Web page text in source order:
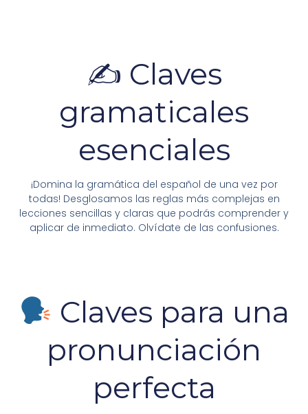
✍️ Claves
gramaticales
esenciales
¡Domina la gramática del español de una vez por
todas! Desglosamos las reglas más complejas en
lecciones sencillas y claras que podrás comprender y
aplicar de inmediato. Olvídate de las confusiones.
Claves para una
pronunciación
perfecta